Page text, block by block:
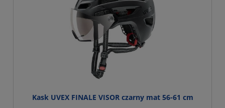
Kask UVEX FINALE VISOR czarny mat 56-61 cm